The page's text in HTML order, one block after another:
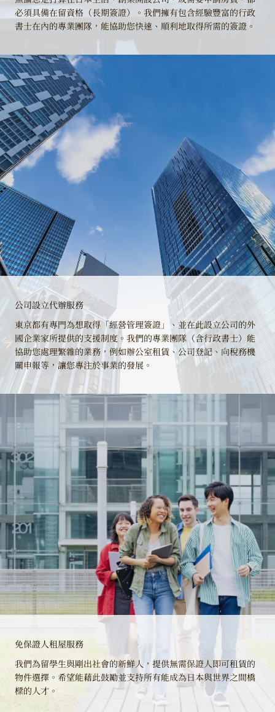
必須具備在留資格（長期簽證）。我們擁有包含經驗豐富的行政
書士在內的專業團隊，能協助您快速、順利地取得所需的簽證。
公司設立代辦服務
東京都有專門為想取得「經營管理簽證」、並在此設立公司的外
國企業家所提供的支援制度。我們的專業團隊（含行政書士）能
協助您處理繁雜的業務，例如辦公室租賃、公司登記、向稅務機
關申報等，讓您專注於事業的發展。
免保證人租屋服務
我們為留學生與剛出社會的新鮮人，提供無需保證人即可租賃的
物件選擇。希望能藉此鼓勵並支持所有能成為日本與世界之間橋
樑的人才。